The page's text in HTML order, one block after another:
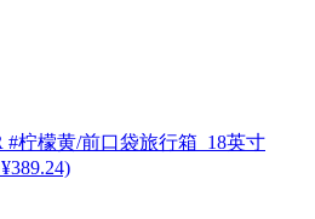
#柠檬黄/前口袋旅行箱_18英寸